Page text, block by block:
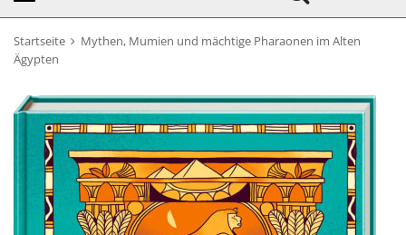
Startseite
Mythen, Mumien und mächtige Pharaonen im Alten
Ägypten